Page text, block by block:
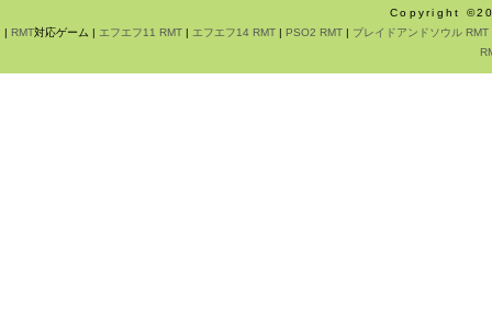
Copyright
| RMT対応ゲーム | エフエフ11 RMT| エフエフ14 RMT| PSO2 RMT| ブレイドアンドソウル RMT